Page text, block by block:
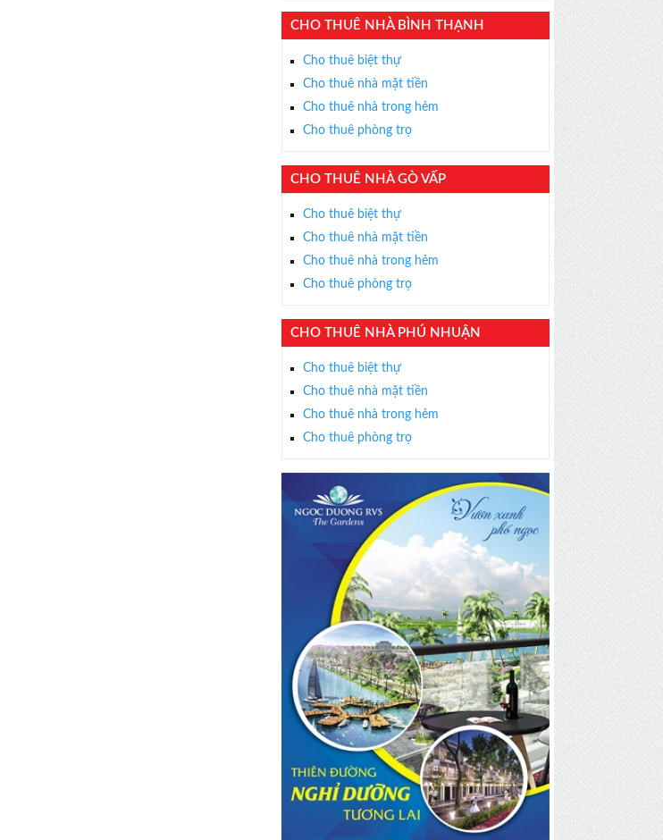
CHO THUÊ NHÀ BÌNH THẠNH
Cho thuê biệt thự
Cho thuê nhà mặt tiền
Cho thuê nhà trong hẻm
Cho thuê phòng trọ
CHO THUÊ NHÀ GÒ VẤP
Cho thuê biệt thự
Cho thuê nhà mặt tiền
Cho thuê nhà trong hẻm
Cho thuê phòng trọ
CHO THUÊ NHÀ PHÚ NHUẬN
Cho thuê biệt thự
Cho thuê nhà mặt tiền
Cho thuê nhà trong hẻm
Cho thuê phòng trọ